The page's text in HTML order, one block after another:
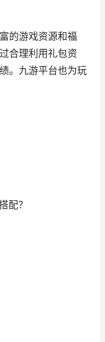
的游戏资源和福
合理利用礼包资
。九游平台也为玩
配？